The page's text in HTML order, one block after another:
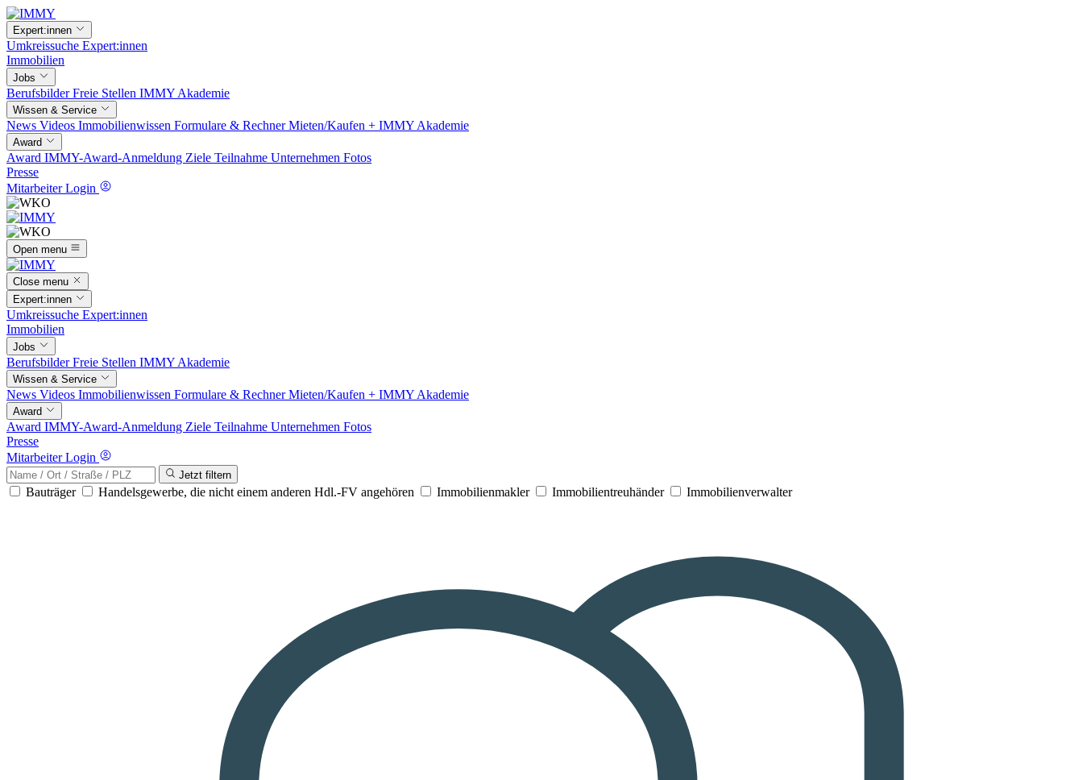
Expert:innen
Umkreissuche Expert:innen
Immobilien
Jobs
BerufsbilderFreie Stellen IMMY Akademie
Wissen & Service
News Videos Immobilienwissen Formulare & RechnerMieten/Kaufen + IMMY Akademie
Award
Award IMMY-Award-Anmeldung Ziele Teilnahme Unternehmen Fotos
Presse
Mitarbeiter Login
Open menu
Close menu
Expert:innen
Umkreissuche Expert:innen
Immobilien
Jobs
BerufsbilderFreie Stellen IMMY Akademie
Wissen & Service
News Videos Immobilienwissen Formulare & RechnerMieten/Kaufen + IMMY Akademie
Award
Award IMMY-Award-Anmeldung Ziele Teilnahme Unternehmen Fotos
Presse
Mitarbeiter Login
Jetzt filtern
Bauträger Handelsgewerbe, die nicht einem anderen Hdl.-FV angehören Immobilienmakler Immobilientreuhänder Immobilienverwalter